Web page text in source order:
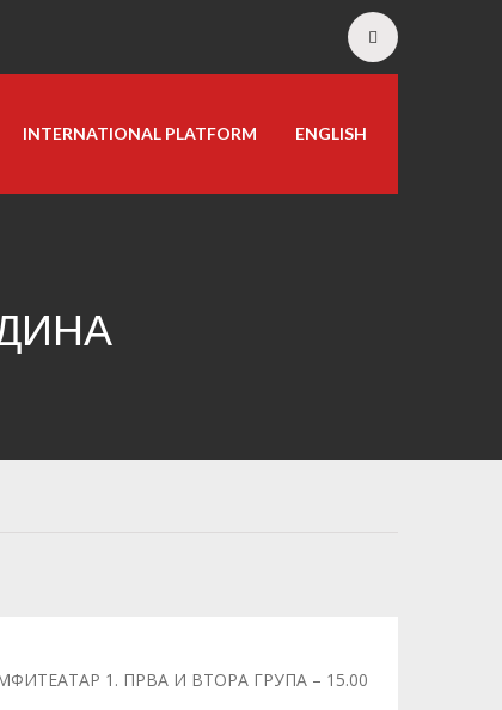
INTERNATIONAL PLATFORM ENGLISH
1. ПРВА И ВТОРА ГРУПА – 15.00